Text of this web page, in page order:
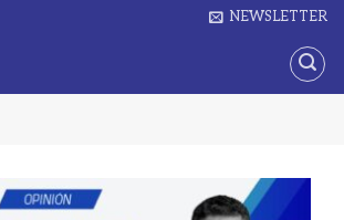
NEWSLETTER